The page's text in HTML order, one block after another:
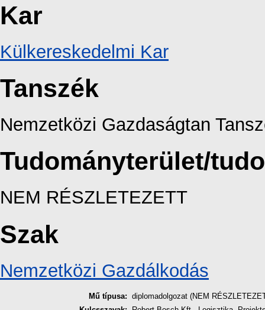
Kar
Külkereskedelmi Kar
Tanszék
Nemzetközi Gazdaságtan
Tudományterület/
NEM RÉSZLETEZETT
Szak
Nemzetközi Gazdálkodás
Mű típusa: diplomadolgozat (NEM